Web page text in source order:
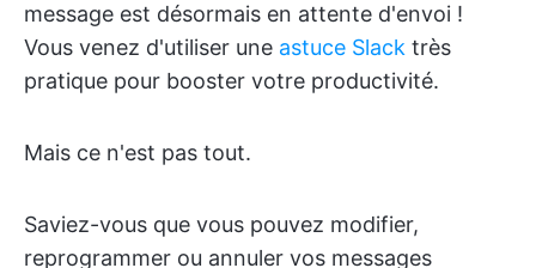
message est désormais en attente d'envoi !
Vous venez d'utiliser une astuce Slack très
pratique pour booster votre productivité.
Mais ce n'est pas tout.
Saviez-vous que vous pouvez modifier,
reprogrammer ou annuler vos messages